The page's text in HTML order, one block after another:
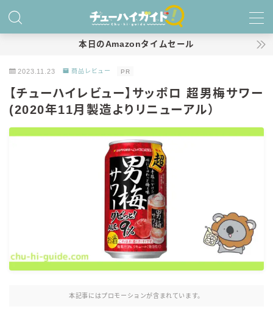
特集！
おすすめランキング！
氷結 ストロング
麒麟特製サワー
本日のAmazonタイムセール
2023.11.23 商品レビュー PR
【チューハイレビュー】サッポロ 超男梅サワー
(2020年11月製造よりリニューアル）
本記事にはプロモーションが含まれています。